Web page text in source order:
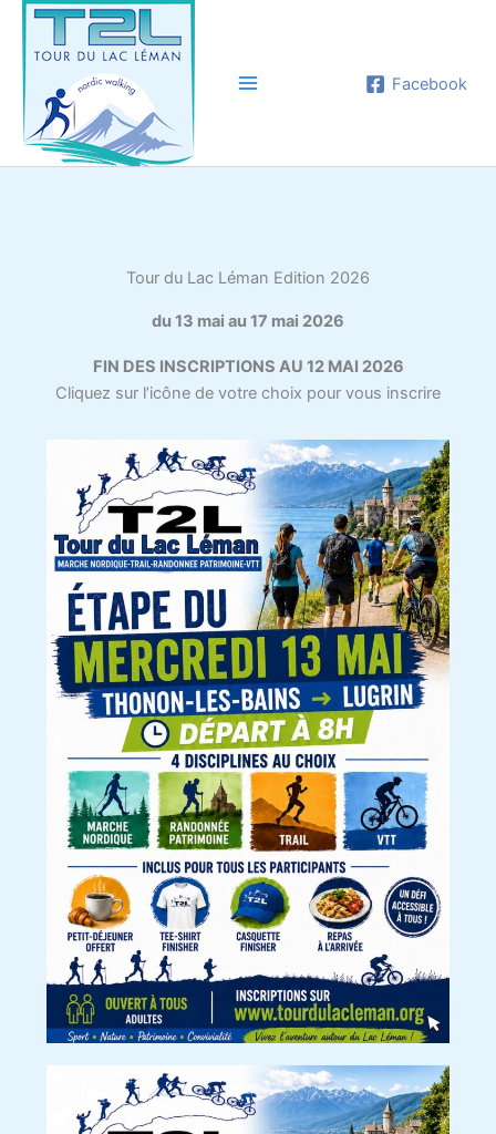
Aller
contenu
Facebook
Tour du Lac Léman Edition 2026
du 13 mai au 17 mai 2026
FIN DES INSCRIPTIONS AU 12 MAI 2026
Cliquez sur l’icône de votre choix pour vous inscrire